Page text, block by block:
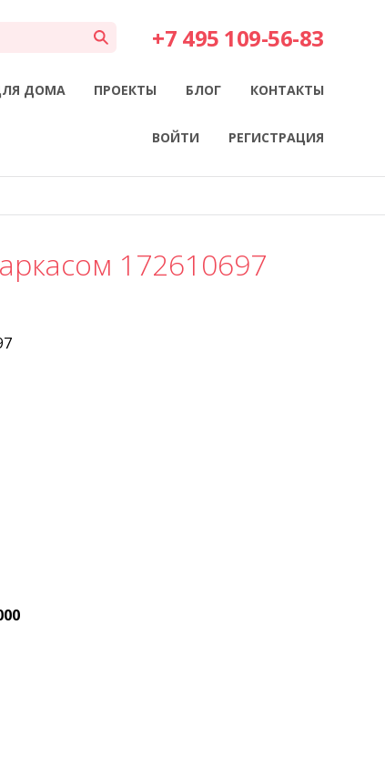
+7 495 109-56-83
ДОМА ПРОЕКТЫ БЛОГ КОНТАКТЫ
ВОЙТИ РЕГИСТРАЦИЯ
172610697